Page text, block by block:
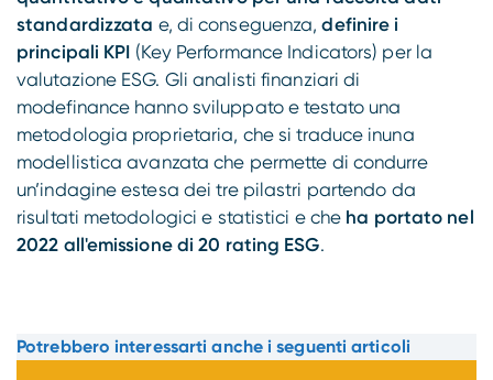
standardizzata e, di conseguenza,definire i
principali KPI (Key Performance Indicators) per la
valutazione ESG. Gli analisti finanziari di
modefinance hanno sviluppato e testato una
metodologia proprietaria, che si traduce inuna
modellistica avanzata che permette di condurre
un’indagine estesa dei tre pilastri partendo da
risultati metodologici e statistici e che ha portato nel
2022 all'emissione di 20 rating ESG.
Potrebbero interessarti anche i seguenti articoli